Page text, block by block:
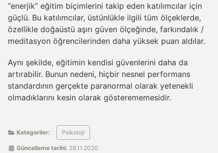
“enerjik” eğitim biçimlerini takip eden katılımcılar için
güçlü. Bu katılımcılar, üstünlükle ilgili tüm ölçeklerde,
özellikle doğaüstü aşırı güven ölçeğinde, farkındalık /
meditasyon öğrencilerinden daha yüksek puan aldılar.
Aynı şekilde, eğitimin kendisi güvenlerini daha da
artırabilir. Bunun nedeni, hiçbir nesnel performans
standardının gerçekte paranormal olarak yetenekli
olmadıklarını kesin olarak gösterememesidir.
Kategoriler: Psikoloji
Güncelleme tarihi: 29.11.2020